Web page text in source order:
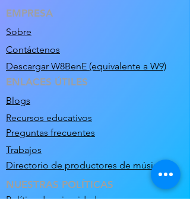
EMPRESA
Sobre
Contáctenos
ENLACES ÚTILES
Blogs
Recursos educativos
Preguntas frecuentes
Trabajos
Directorio de productores de música
NUESTRAS POLÍTICAS
Política de privacidad
Descargar W8BenE (equivalente a W9)